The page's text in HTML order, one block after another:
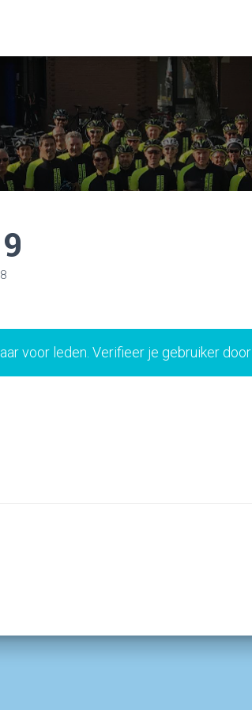
voor leden. Verifieer je gebruiker door